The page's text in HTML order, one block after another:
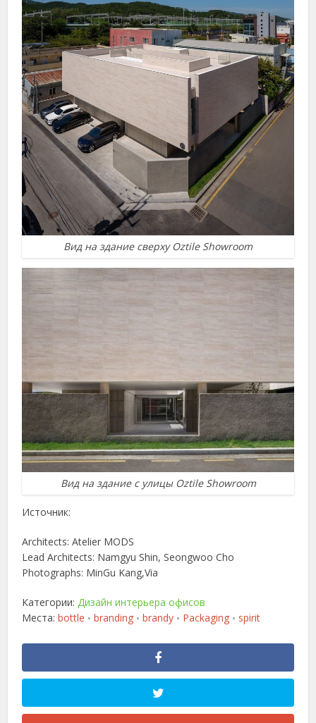
Вид на здание сверху Oztile Showroom
Вид на здание с улицы Oztile Showroom
Источник:
Architects: Atelier MODS
Lead Architects: Namgyu Shin, Seongwoo Cho
Photographs: MinGu Kang,Via
Категории: Дизайн интерьера офисов
Места:bottle • branding • brandy • Packaging • spirit